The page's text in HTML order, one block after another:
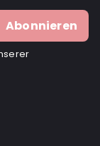
Abonnieren